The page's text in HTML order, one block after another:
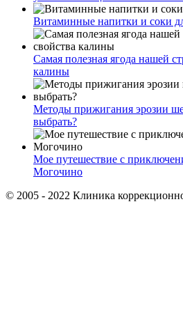
Витаминные напитки и соки
Самая полезная ягода нашей
калины
Методы прижигания эрозии
выбрать?
Мое путешествие с
Могочино
© 2005 - 2022 Клиника